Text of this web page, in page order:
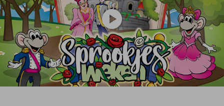
play_circle